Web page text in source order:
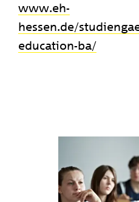
www.eh-
hessen.de/
education-ba/